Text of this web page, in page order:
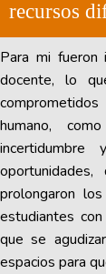
recursos
Para mi
docente, lo
humano,
prolongaron
estudiantes
que se
espacios para